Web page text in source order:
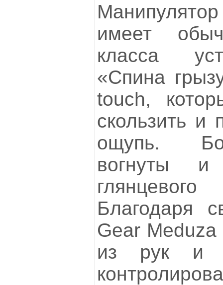
имеет
класса
«Спина
touch,
скользить и
ощупь.
вогнуты
Благодаря
Gear
из рук и